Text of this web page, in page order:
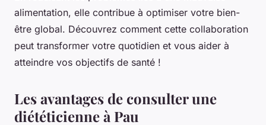
alimentation, elle contribue à optimiser votre bien-
être global. Découvrez comment cette collaboration
peut transformer votre quotidien et vous aider à
atteindre vos objectifs de santé !
Les avantages de consulter une
diététicienne à Pau